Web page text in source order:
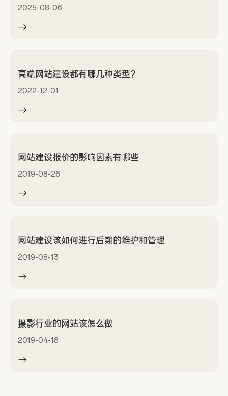
2025-08-06
高端网站建设都有哪几种类型？
2022-12-01
网站建设报价的影响因素有哪些
2019-08-26
网站建设该如何进行后期的维护和管理
2019-08-13
摄影行业的网站该怎么做
2019-04-18